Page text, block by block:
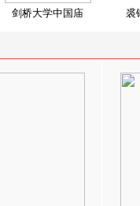
剑桥大学中国庙 裘